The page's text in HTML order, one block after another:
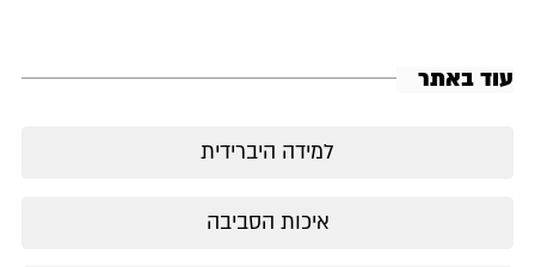
עוד באתר
למידה היברידית
איכות הסביבה